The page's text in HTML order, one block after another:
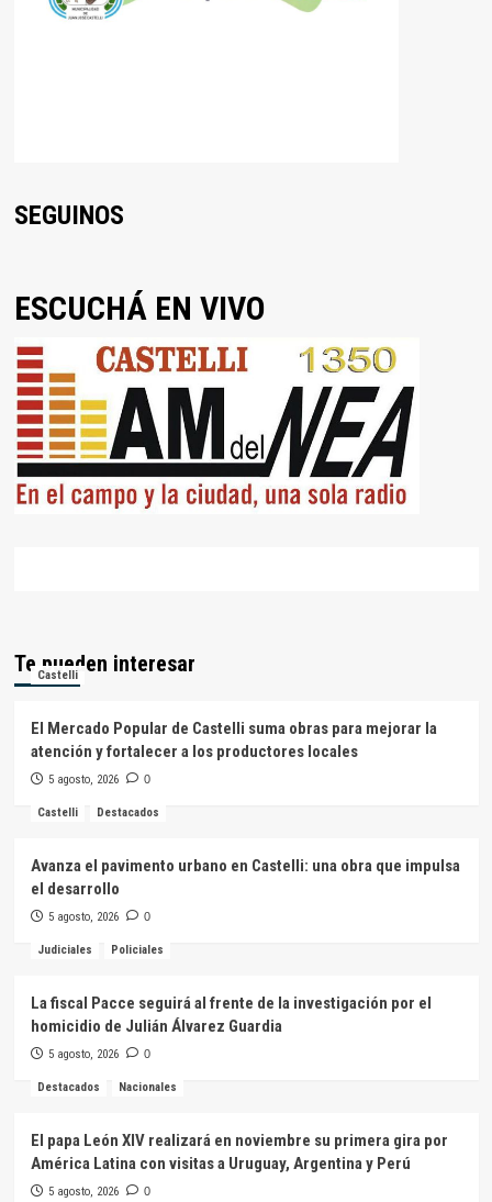
SEGUINOS
ESCUCHÁ EN VIVO
Te pueden interesar
Castelli
El Mercado Popular de Castelli suma obras para mejorar la
atención y fortalecer a los productores locales
5 agosto, 2026 0
Castelli Destacados
Avanza el pavimento urbano en Castelli: una obra que impulsa
el desarrollo
5 agosto, 2026 0
Judiciales Policiales
La fiscal Pacce seguirá al frente de la investigación por el
homicidio de Julián Álvarez Guardia
5 agosto, 2026 0
Destacados Nacionales
El papa León XIV realizará en noviembre su primera gira por
América Latina con visitas a Uruguay, Argentina y Perú
5 agosto, 2026 0